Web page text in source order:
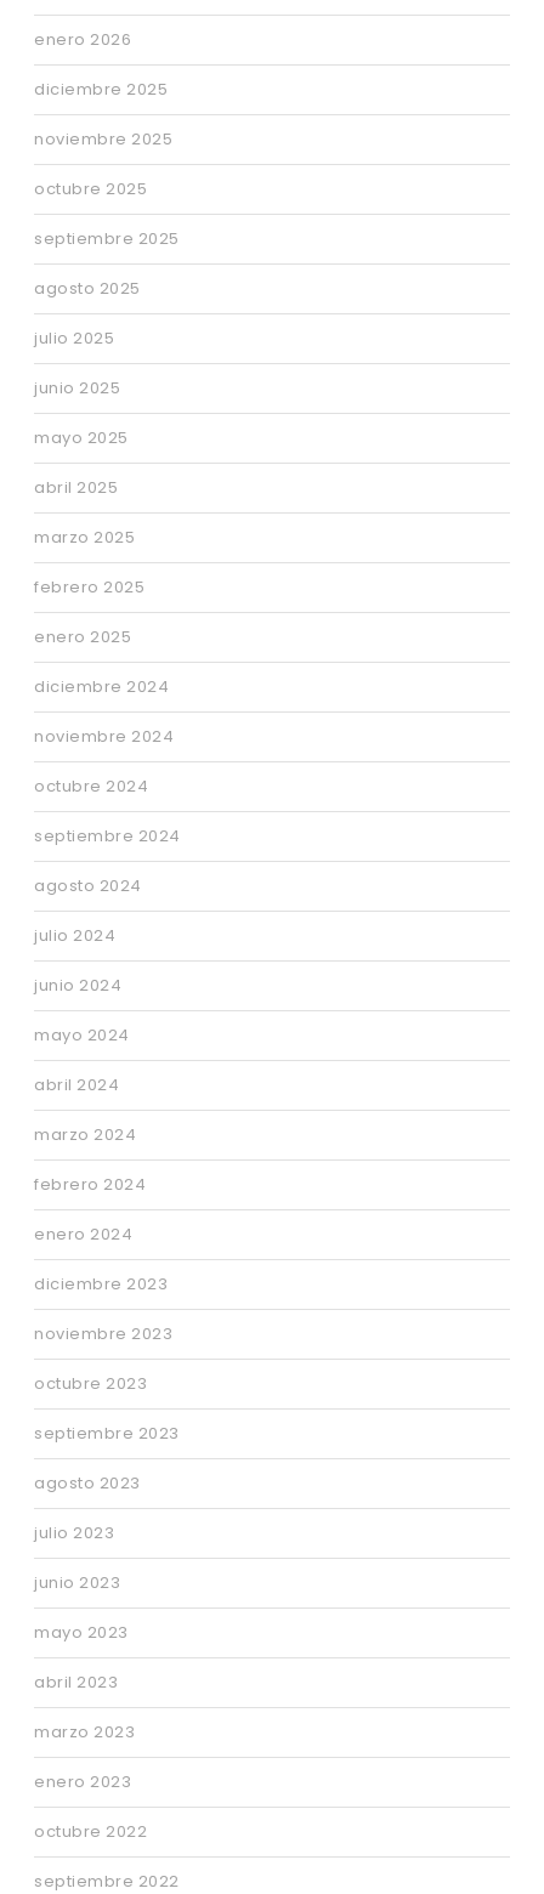
enero 2026
diciembre 2025
noviembre 2025
octubre 2025
septiembre 2025
agosto 2025
julio 2025
junio 2025
mayo 2025
abril 2025
marzo 2025
febrero 2025
enero 2025
diciembre 2024
noviembre 2024
octubre 2024
septiembre 2024
agosto 2024
julio 2024
junio 2024
mayo 2024
abril 2024
marzo 2024
febrero 2024
enero 2024
diciembre 2023
noviembre 2023
octubre 2023
septiembre 2023
agosto 2023
julio 2023
junio 2023
mayo 2023
abril 2023
marzo 2023
enero 2023
octubre 2022
septiembre 2022